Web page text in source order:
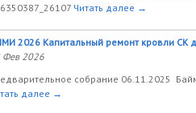
Читать далее →
2026 Капитальный ремонт кровли СК
Фев 2026
собрание 06.11.2025
далее →